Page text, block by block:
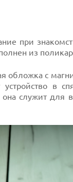
при
из
обложка с
устройство
служит для